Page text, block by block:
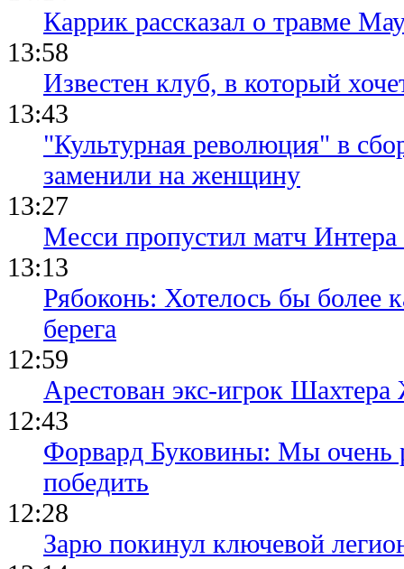
Каррик рассказал о травме
13:58
Известен клуб, в который
13:43
"Культурная революция" в
заменили на женщину
13:27
Месси пропустил матч
13:13
Рябоконь: Хотелось бы более
берега
12:59
Арестован экс-игрок
12:43
Форвард Буковины: Мы очень
победить
12:28
Зарю покинул ключевой